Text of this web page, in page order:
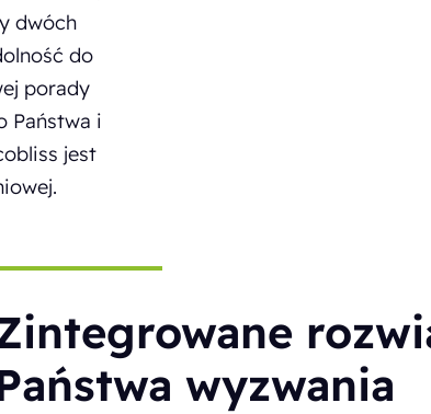
dwóch
do
porady
Państwa i
jest
wyzwania